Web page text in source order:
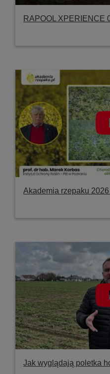
RAPOOL XPERIENCE
Akademia rzepaku
Jak wyglądają poletka